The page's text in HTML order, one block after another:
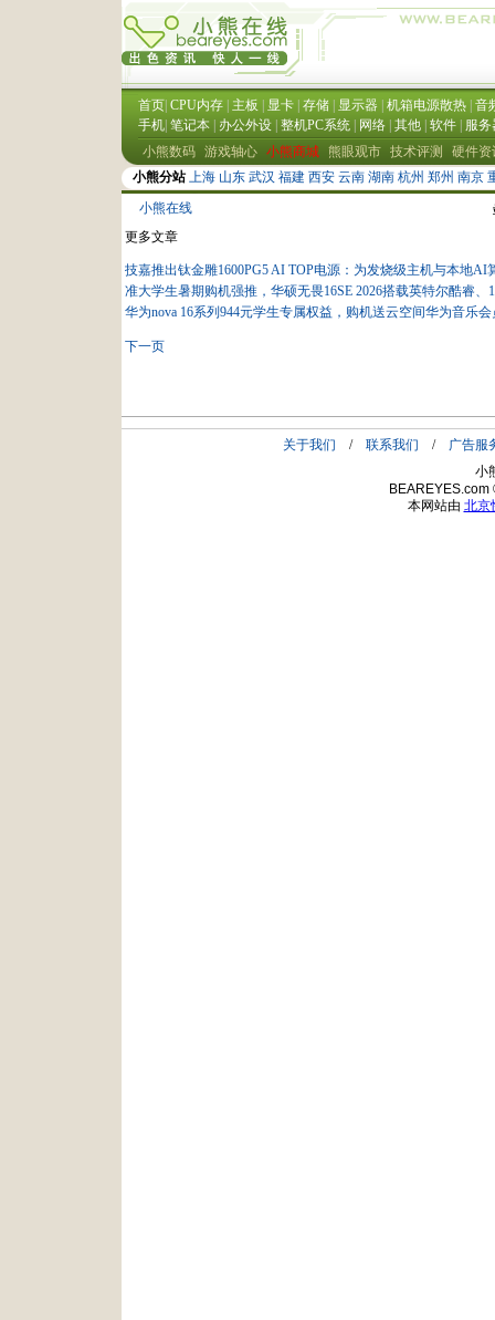
小熊在线
更多文章
技嘉推出钛金雕1600PG5 AI TOP电源：为发烧级主机与本地AI
准大学生暑期购机强推，华硕无畏16SE 2026搭载英特尔酷睿、
华为nova 16系列944元学生专属权益，购机送云空间华为音乐
下一页